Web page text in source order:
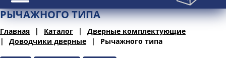
РЫЧАЖНОГО ТИПА
Главная Каталог
Дверные комплектующие
Доводчики дверные
Рычажного типа